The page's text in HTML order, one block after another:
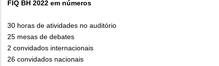
FIQ BH 2022 em números
30 horas de atividades no auditório
25 mesas de debates
2 convidados internacionais
26 convidados nacionais